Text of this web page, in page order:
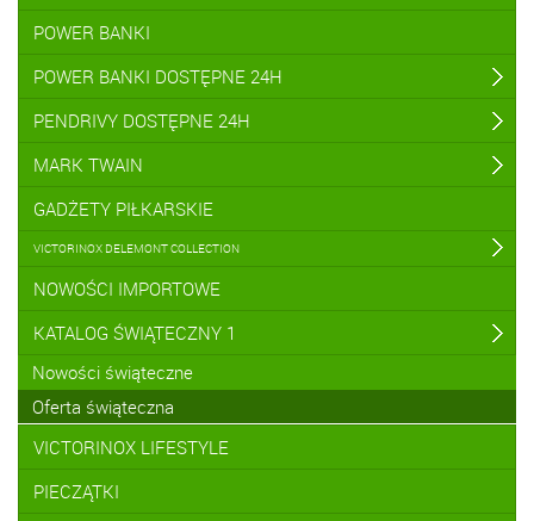
POWER BANKI
POWER BANKI DOSTĘPNE 24H
PENDRIVY DOSTĘPNE 24H
MARK TWAIN
GADŻETY PIŁKARSKIE
VICTORINOX DELEMONT COLLECTION
NOWOŚCI IMPORTOWE
KATALOG ŚWIĄTECZNY 1
Nowości świąteczne
Oferta świąteczna
VICTORINOX LIFESTYLE
PIECZĄTKI